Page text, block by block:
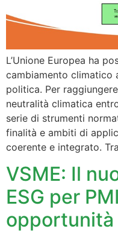
L’Unione Europea ha
cambiamento climatico
politica. Per
neutralità climatica
serie di strumenti
finalità e ambiti di
coerente e integrato.
VSME: Il
ESG per
opportunità